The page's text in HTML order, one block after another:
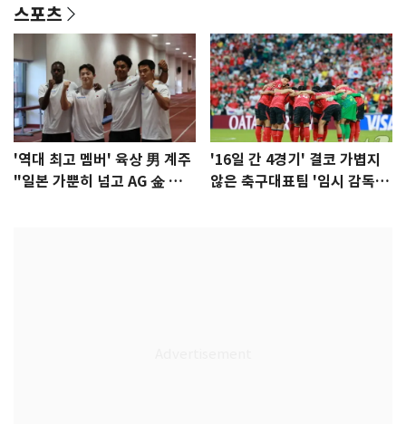
스포츠
'역대 최고 멤버' 육상 男 계주
"일본 가뿐히 넘고 AG 金 따겠
'16일 간 4경기' 결코 가볍지
않은 축구대표팀 '임시 감독'